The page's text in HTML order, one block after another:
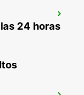
24 horas